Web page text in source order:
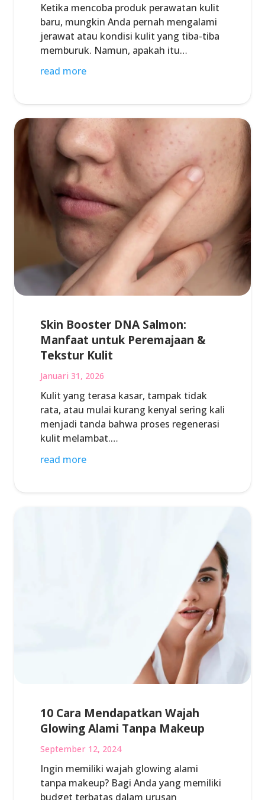
Ketika mencoba produk perawatan kulit
baru, mungkin Anda pernah mengalami
jerawat atau kondisi kulit yang tiba-tiba
memburuk. Namun, apakah itu…
read more
Skin Booster DNA Salmon:
Manfaat untuk Peremajaan &
Tekstur Kulit
Januari 31, 2026
Kulit yang terasa kasar, tampak tidak
rata, atau mulai kurang kenyal sering kali
menjadi tanda bahwa proses regenerasi
kulit melambat.…
read more
10 Cara Mendapatkan Wajah
Glowing Alami Tanpa Makeup
September 12, 2024
Ingin memiliki wajah glowing alami
tanpa makeup? Bagi Anda yang memiliki
budget terbatas dalam urusan